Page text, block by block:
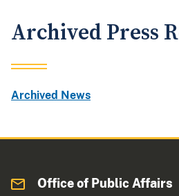
Archived Press
Archived News
Office of Public Affairs